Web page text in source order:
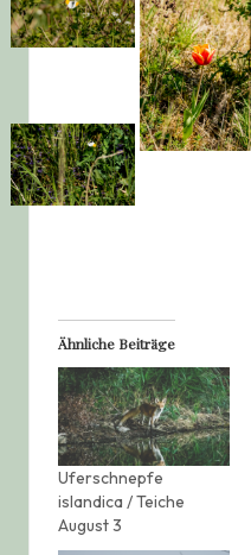
Ähnliche Beiträge
Uferschnepfe
islandica / Teiche
August 3